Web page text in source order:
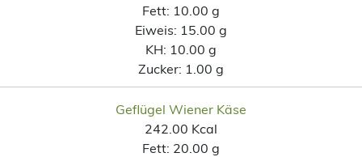
Fett: 10.00 g
Eiweis: 15.00 g
KH: 10.00 g
Zucker: 1.00 g
Geflügel Wiener Käse
242.00 Kcal
Fett: 20.00 g